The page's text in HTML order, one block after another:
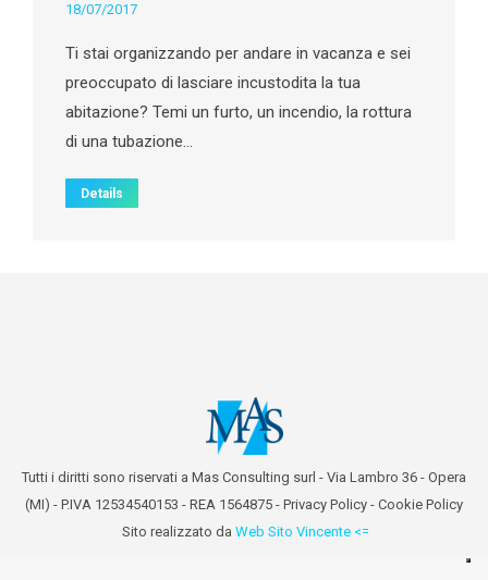
18/07/2017
Ti stai organizzando per andare in vacanza e sei
preoccupato di lasciare incustodita la tua
abitazione? Temi un furto, un incendio, la rottura
di una tubazione…
Details
Tutti i diritti sono riservati a Mas Consulting surl - Via Lambro 36 - Opera
(MI) - P.IVA 12534540153 - REA 1564875 - Privacy Policy - Cookie Policy
Sito realizzato da Web Sito Vincente <=